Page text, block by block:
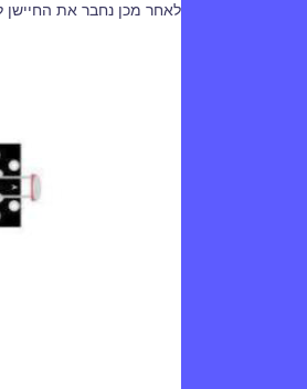
לאחר מכן נחבר את החיישן